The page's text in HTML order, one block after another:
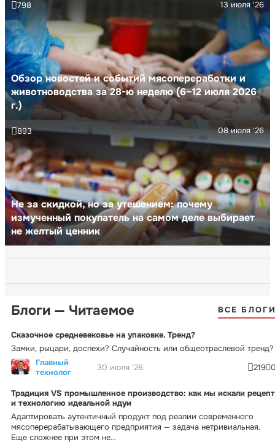
Обзор новостей и событий мясопереработки и
животноводства за 28-ю неделю (6–12 июля 2026
г.)
13 июля '26
798
Не за скидкой, но за утешением: почему
измученный покупатель на самом деле выбирает
не желтый ценник
08 июля '26
893
Блоги — Читаемое ВСЕ
Сказочное средневековье на упаковке. Тренд?
Замки, рыцари, доспехи? Случайность или общеотраслевой тренд?
Главный
технолог
30 июля '26 219
Традиция VS промышленное производство: как мы искали рецепт
и технологию идеальной ндуи
Адаптировать аутентичный продукт под реалии современного
мясоперерабатывающего предприятия — задача нетривиальная.
Еще сложнее при этом не...